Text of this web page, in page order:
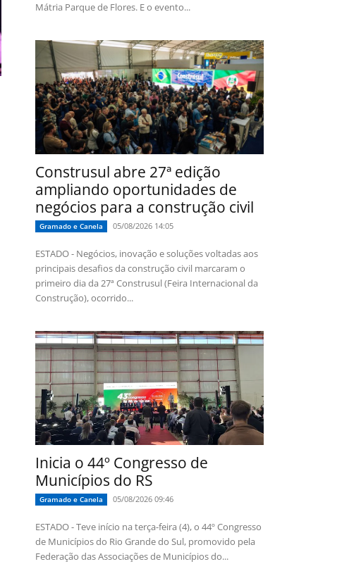
Mátria Parque de Flores. E o evento...
Construsul abre 27ª edição
ampliando oportunidades de
negócios para a construção civil
Gramado e Canela 05/08/2026 14:05
ESTADO - Negócios, inovação e soluções voltadas aos
principais desafios da construção civil marcaram o
primeiro dia da 27ª Construsul (Feira Internacional da
Construção), ocorrido...
Inicia o 44º Congresso de
Municípios do RS
Gramado e Canela 05/08/2026 09:46
ESTADO - Teve início na terça-feira (4), o 44º Congresso
de Municípios do Rio Grande do Sul, promovido pela
Federação das Associações de Municípios do...